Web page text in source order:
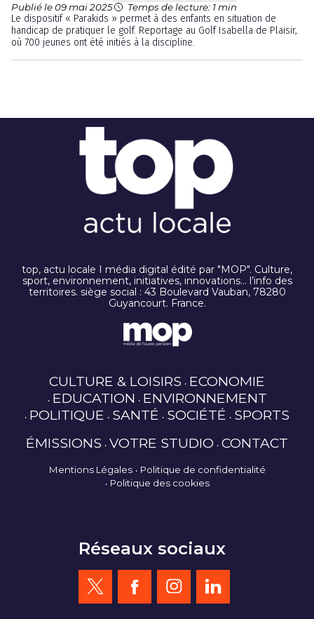
Publié le 09 mai 2025 Temps de lecture: 1 min
Le dispositif « Parakids » permet à des enfants en situation de
handicap de pratiquer le golf. Reportage au Golf Isabella de Plaisir,
où 700 jeunes ont été initiés à la discipline.
top, actu locale I média digital édité par "MOP". Culture,
sport, environnement, initiatives, innovations… l’info des
territoires. siège social : 43 Boulevard Vauban, 78280
Guyancourt. France.
CULTURE & LOISIRS ECONOMIE
EDUCATION ENVIRONNEMENT
POLITIQUE SANTÉ SOCIÉTÉ SPORTS
ÉMISSIONS VOTRE STUDIO CONTACT
Mentions Légales
Politique de confidentialité
Politique des cookies
Réseaux sociaux